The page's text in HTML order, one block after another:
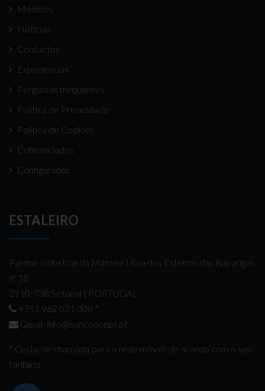
Modelos
Notícias
Contactos
Experiências
Perguntas frequentes
Politica de Privacidade
Politica de Cookies
Cofinanciados
Configurador
ESTALEIRO
Parque Industrial da Mitrena | Rua dos Esteiros das Raparigas,
nº 18
2910-738 Setúbal | PORTUGAL
+351 962 021 008 *
Geral: info@sunconcept.pt
* Custo de chamada para a rede móvel, de acordo com o seu
tarifário